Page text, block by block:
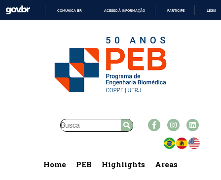
O
CONTEÚDO
COMUNICA BR ACESSO À INFORMAÇÃO PARTICIPE
Home PEB Highlights Areas